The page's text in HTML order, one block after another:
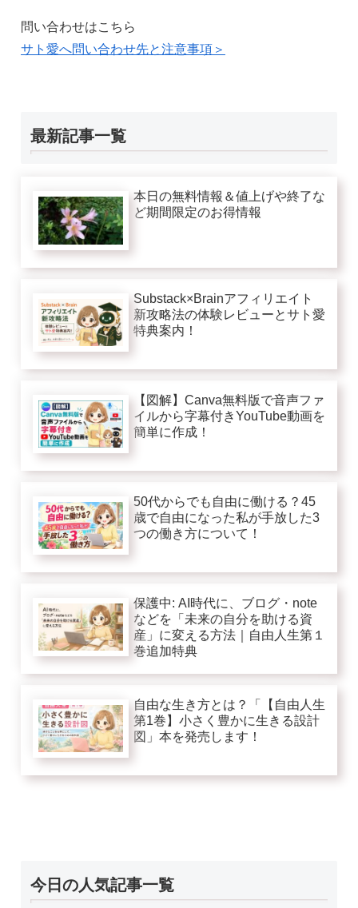
問い合わせはこちら
サト愛へ問い合わせ先と注意事項＞
最新記事一覧
本日の無料情報＆値上げや終了な
ど期間限定のお得情報
Substack×Brainアフィリエイト
新攻略法の体験レビューとサト愛
特典案内！
【図解】Canva無料版で音声ファ
イルから字幕付きYouTube動画を
簡単に作成！
50代からでも自由に働ける？45
歳で自由になった私が手放した3
つの働き方について！
保護中: AI時代に、ブログ・note
などを「未来の自分を助ける資
産」に変える方法｜自由人生第１
巻追加特典
自由な生き方とは？「【自由人生
第1巻】小さく豊かに生きる設計
図」本を発売します！
今日の人気記事一覧